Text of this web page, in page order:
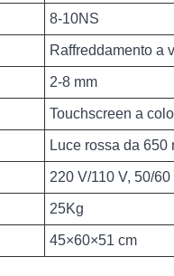
8-10NS
Raffreddamento a
2-8 mm
Touchscreen a
Luce rossa da 650
220 V/110 V, 50/60
25Kg
45×60×51 cm